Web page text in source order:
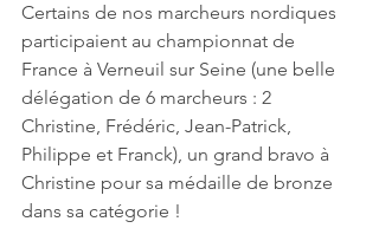
Certains de nos marcheurs nordiques
participaient au championnat de
France à Verneuil sur Seine (une belle
délégation de 6 marcheurs : 2
Christine, Frédéric, Jean-Patrick,
Philippe et Franck), un grand bravo à
Christine pour sa médaille de bronze
dans sa catégorie !